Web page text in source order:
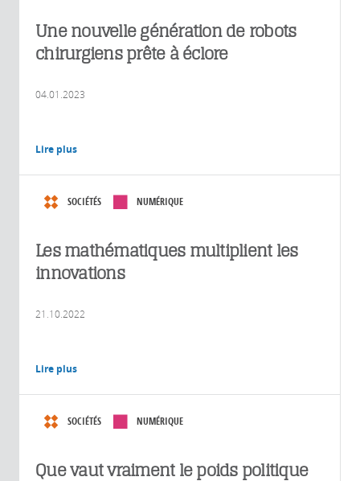
Une nouvelle génération de robots
chirurgiens prête à éclore
04.01.2023
Lire plus
SOCIÉTÉS NUMÉRIQUE
Les mathématiques multiplient les
innovations
21.10.2022
Lire plus
SOCIÉTÉS NUMÉRIQUE
Que vaut vraiment le poids politique